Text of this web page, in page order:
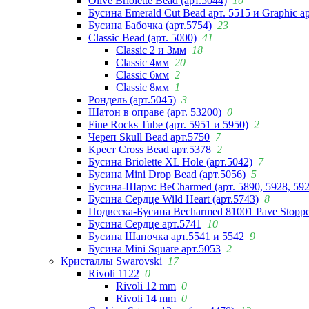
Бусина Emerald Cut Bead арт. 5515 и Graphic
Бусина Бабочка (арт.5754) 23
Classic Bead (арт. 5000) 41
Classic 2 и 3мм 18
Classic 4мм 20
Classic 6мм 2
Classic 8мм 1
Рондель (арт.5045) 3
Шатон в оправе (арт. 53200) 0
Fine Rocks Tube (арт. 5951 и 5950) 2
Череп Skull Bead арт.5750 7
Крест Cross Bead арт.5378 2
Бусина Briolette XL Hole (арт.5042) 7
Бусина Mini Drop Bead (арт.5056) 5
Бусина-Шарм: BeCharmed (арт. 5890, 5928,
Бусина Сердце Wild Heart (арт.5743) 8
Подвеска-Бусина Becharmed 81001 Pave
Бусина Сердце арт.5741
10
Бусина Шапочка арт.5541 и 5542 9
Бусина Mini Square арт.5053 2
Кристаллы Swarovski
17
Rivoli 1122 0
Rivoli 12 mm 0
Rivoli 14 mm 0